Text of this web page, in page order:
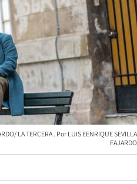
LA TERCERA
LUIS EENRIQUE SEVILLA
FAJARDO